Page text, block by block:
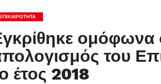
ομόφωνα
του
έτος 2018